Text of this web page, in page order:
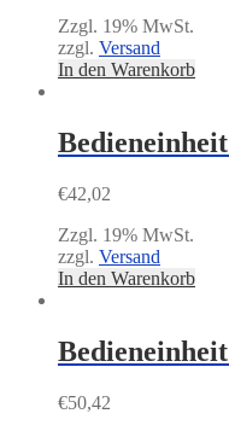
Zzgl. 19% MwSt.
zzgl. Versand
In den Warenkorb
€42,02
Zzgl. 19% MwSt.
zzgl. Versand
In den Warenkorb
€50,42